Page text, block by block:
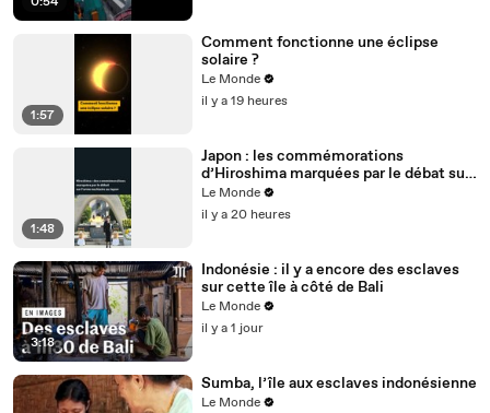
1:57
Comment fonctionne une éclipse
solaire ?
Le Monde
il y a 19 heures
1:48
Japon : les commémorations
d’Hiroshima marquées par le débat sur
l’arme nucléaire
Le Monde
il y a 20 heures
3:18
Indonésie : il y a encore des esclaves
sur cette île à côté de Bali
Le Monde
il y a 1 jour
Sumba, l’île aux esclaves indonésienne
Le Monde